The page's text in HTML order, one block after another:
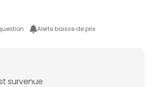
Alerte baisse de prix
survenue